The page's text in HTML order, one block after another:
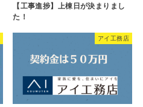
【工事進捗】上棟日が決まりまし
た！
アイ工務店